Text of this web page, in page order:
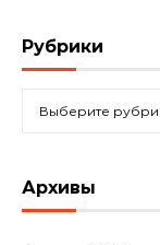
Рубрики
Архивы